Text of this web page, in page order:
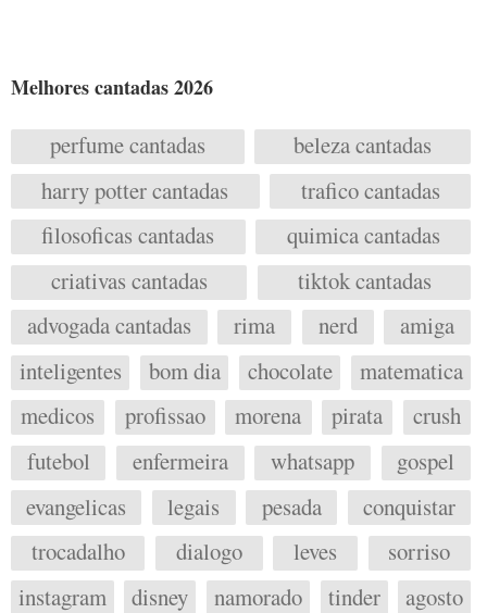
Melhores cantadas 2026
perfume cantadas
beleza cantadas
harry potter cantadas
trafico cantadas
filosoficas cantadas
quimica cantadas
criativas cantadas
tiktok cantadas
advogada cantadas
rima nerd
amiga
inteligentes
bom dia chocolate
matematica
medicos
profissao morena pirata
crush
futebol
enfermeira whatsapp
gospel
evangelicas
legais pesada
conquistar
trocadalho
dialogo leves
sorriso
instagram
disney namorado tinder agosto